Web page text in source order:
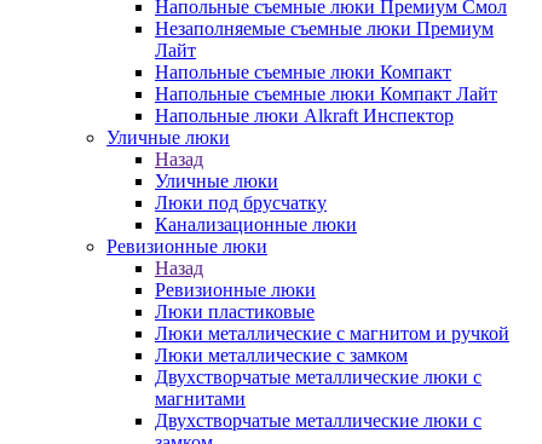
Напольные съемные люки Премиум Смол
Незаполняемые съемные люки Премиум
Лайт
Напольные съемные люки Компакт
Напольные съемные люки Компакт Лайт
Напольные люки Alkraft Инспектор
Уличные люки
Назад
Уличные люки
Люки под брусчатку
Канализационные люки
Ревизионные люки
Назад
Ревизионные люки
Люки пластиковые
Люки металлические с магнитом и ручкой
Люки металлические с замком
Двухстворчатые металлические люки с
магнитами
Двухстворчатые металлические люки с